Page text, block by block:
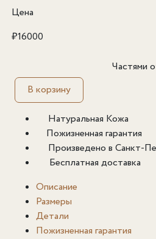
Цена
₽16000
Частями
В корзину
Натуральная Кожа
Пожизненная гарантия
Произведено в Санкт-
Бесплатная доставка
Описание
Размеры
Детали
Пожизненная гарантия